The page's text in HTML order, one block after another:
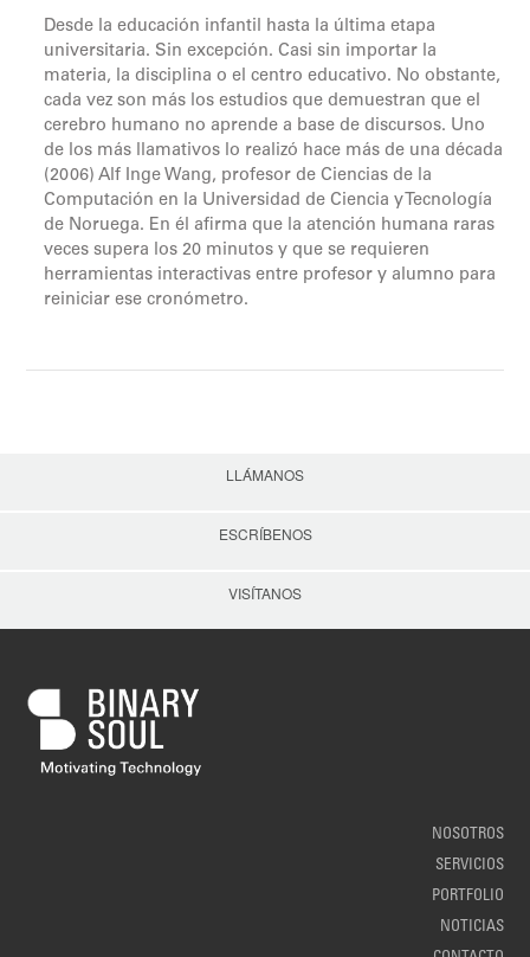
Desde la educación infantil hasta la última etapa
universitaria. Sin excepción. Casi sin importar la
materia, la disciplina o el centro educativo. No obstante,
cada vez son más los estudios que demuestran que el
cerebro humano no aprende a base de discursos. Uno
de los más llamativos lo realizó hace más de una década
(2006) Alf Inge Wang, profesor de Ciencias de la
Computación en la Universidad de Ciencia y Tecnología
de Noruega. En él afirma que la atención humana raras
veces supera los 20 minutos y que se requieren
herramientas interactivas entre profesor y alumno para
reiniciar ese cronómetro.
LLÁMANOS
ESCRÍBENOS
VISÍTANOS
NOSOTROS
SERVICIOS
PORTFOLIO
NOTICIAS